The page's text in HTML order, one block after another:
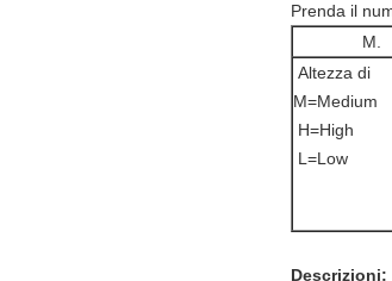
Prenda il
M.
Altezza di
M=Medium
H=High
L=Low
Descrizioni: